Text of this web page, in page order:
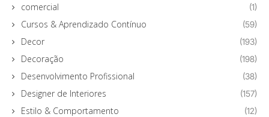
comercial (1)
Cursos & Aprendizado Contínuo (59)
Decor (193)
Decoração (198)
Desenvolvimento Profissional (38)
Designer de Interiores (157)
Estilo & Comportamento (12)